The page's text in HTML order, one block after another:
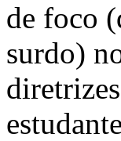
de foco
surdo)